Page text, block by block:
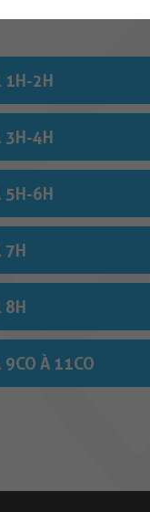
1H-2H
3H-4H
5H-6H
7H
8H
9CO À 11CO